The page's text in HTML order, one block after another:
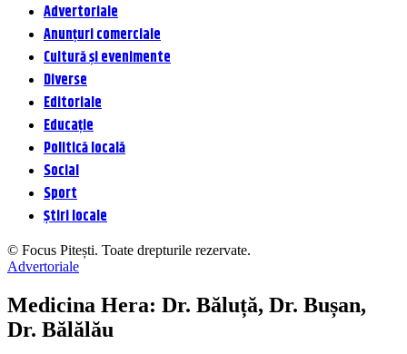
Advertoriale
Anunțuri comerciale
Cultură și evenimente
Diverse
Editoriale
Educație
Politică locală
Social
Sport
Știri locale
© Focus Pitești. Toate drepturile rezervate.
Advertoriale
Medicina Hera: Dr. Băluță, Dr. Bușan,
Dr. Bălălău